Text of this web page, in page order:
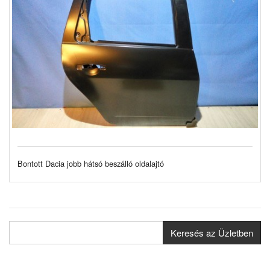
Bontott Dacia jobb hátsó beszálló oldalajtó
Keresés az Üzletben